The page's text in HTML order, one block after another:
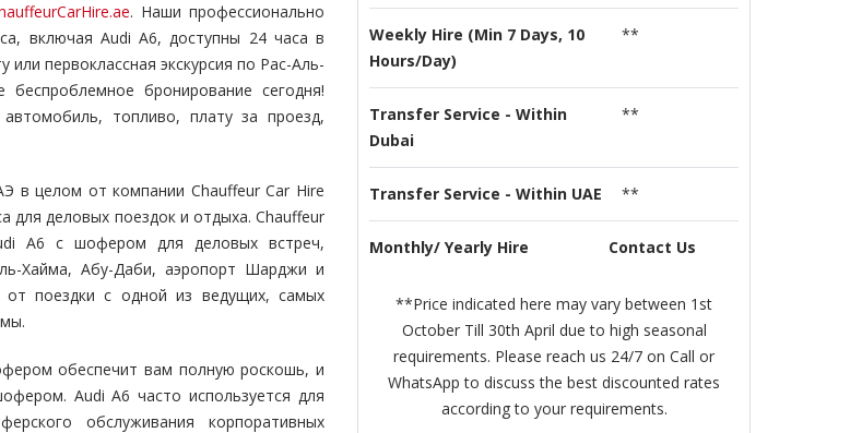
. Наши профессионально
включая Audi A6, доступны 24 часа в
или первоклассная экскурсия по Рас-Аль-
бронирование сегодня!
топливо, плату за проезд,
в целом от компании Chauffeur Car Hire
для деловых поездок и отдыха. Chauffeur
A6 с шофером для деловых встреч,
Хайма, Абу-Даби, аэропорт Шарджи и
поездки с одной из ведущих, самых
обеспечит вам полную роскошь, и
Audi A6 часто используется для
обслуживания корпоративных
Weekly Hire (Min 7 Days, 10
Hours/Day)
**
Transfer Service - Within
Dubai
**
Transfer Service - Within UAE **
Monthly/ Yearly Hire Contact Us
**Price indicated here may vary between 1st
October Till 30th April due to high seasonal
requirements. Please reach us 24/7 on Call or
WhatsApp to discuss the best discounted rates
according to your requirements.